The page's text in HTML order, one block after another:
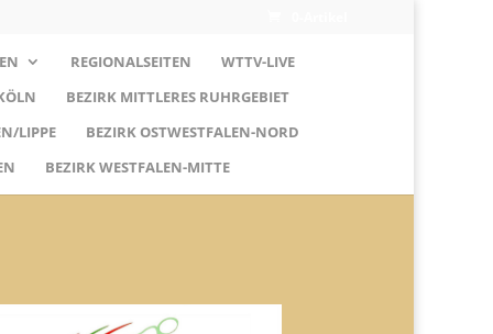
REGIONALSEITEN
WTTV-LIVE
BEZIRK MITTLERES RUHRGEBIET
LIPPE
BEZIRK OSTWESTFALEN-NORD
BEZIRK WESTFALEN-MITTE